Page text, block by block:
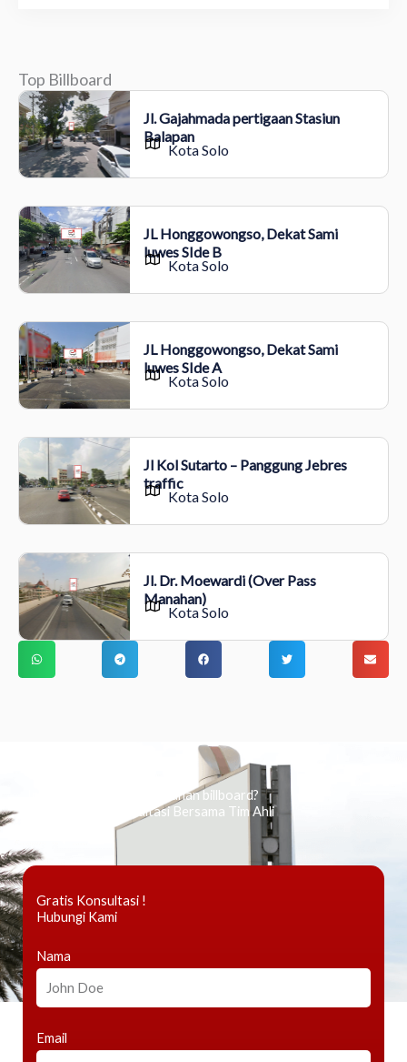
Top Billboard
Jl. Gajahmada pertigaan Stasiun
Balapan
Kota Solo
JL Honggowongso, Dekat Sami
luwes SIde B
Kota Solo
JL Honggowongso, Dekat Sami
luwes SIde A
Kota Solo
Jl Kol Sutarto – Panggung Jebres
traffic
Kota Solo
Jl. Dr. Moewardi (Over Pass
Manahan)
Kota Solo
Ingin tahu tentang periklanan billboard?
Kami Berikan Konsultasi Bersama Tim Ahli
Gratis Konsultasi !
Hubungi Kami
Nama
Email